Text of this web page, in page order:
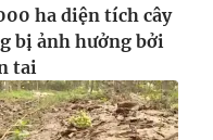
không có sự chấp
khi phát hành lại
ha diện tích cây
bị ảnh hưởng bởi
tai